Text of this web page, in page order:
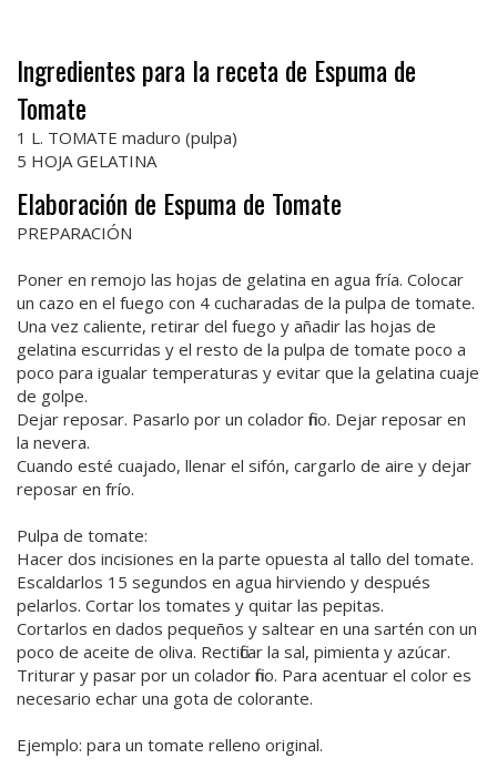
Ingredientes para la receta de Espuma de
Tomate
1 L. TOMATE maduro (pulpa)
5 HOJA GELATINA
Elaboración de Espuma de Tomate
PREPARACIÓN
Poner en remojo las hojas de gelatina en agua fría. Colocar
un cazo en el fuego con 4 cucharadas de la pulpa de tomate.
Una vez caliente, retirar del fuego y añadir las hojas de
gelatina escurridas y el resto de la pulpa de tomate poco a
poco para igualar temperaturas y evitar que la gelatina cuaje
de golpe.
Dejar reposar. Pasarlo por un colador fino. Dejar reposar en
la nevera.
Cuando esté cuajado, llenar el sifón, cargarlo de aire y dejar
reposar en frío.
Pulpa de tomate:
Hacer dos incisiones en la parte opuesta al tallo del tomate.
Escaldarlos 15 segundos en agua hirviendo y después
pelarlos. Cortar los tomates y quitar las pepitas.
Cortarlos en dados pequeños y saltear en una sartén con un
poco de aceite de oliva. Rectificar la sal, pimienta y azúcar.
Triturar y pasar por un colador fino. Para acentuar el color es
necesario echar una gota de colorante.
Ejemplo: para un tomate relleno original.